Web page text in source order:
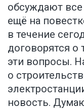
обсуждают
ещё на
в течение
договорятся о
эти вопросы.
о
новость.